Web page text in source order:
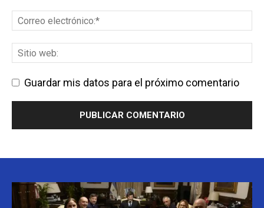
Guardar mis datos para el próximo comentario